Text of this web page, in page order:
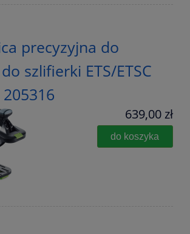
precyzyjna do
szlifierki ETS/ETSC
205316
639,00 zł
do koszyka